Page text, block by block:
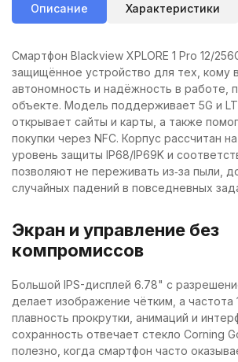
Описание Характеристики
Смартфон Blackview XPLORE 1 Pro 12/
защищённое устройство для тех, кому
автономность и надёжность в работе,
объекте. Модель поддерживает 5G и
открывает сайты и карты, а также
покупки через NFC. Корпус рассчитан
уровень защиты IP68/IP69K и
позволяют не переживать из‑за пыли,
случайных падений в повседневных
Экран и управление без
компромиссов
Большой IPS-дисплей 6.78" с
делает изображение чётким, а частота
плавность прокрутки, анимаций и
сохранность отвечает стекло Corning
полезно, когда смартфон часто